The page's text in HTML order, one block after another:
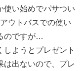
使い始めでパサつい
ウトバスでの使い
のですが…
ようとプレゼント
は出ないので、プレ